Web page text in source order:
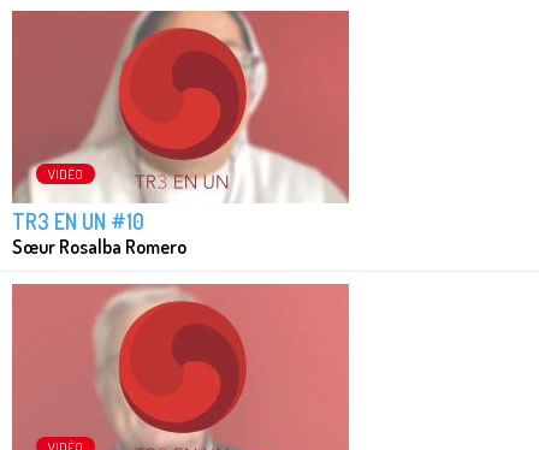
VIDÉO
TR3 EN UN #10
Sœur Rosalba Romero